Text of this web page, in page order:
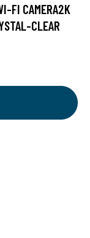
FI CAMERA2K
CLEAR